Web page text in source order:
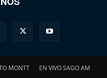
MONTT EN VIVO SAGO AM